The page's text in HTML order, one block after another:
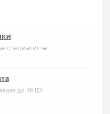
специалисты
до 16:00